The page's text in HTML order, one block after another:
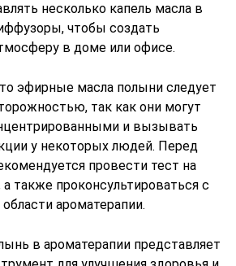
несколько капель масла в
чтобы создать
в доме или офисе.
эфирные масла полыни следует
так как они могут
и вызывать
у некоторых людей. Перед
провести тест на
также проконсультироваться с
ароматерапии.
в ароматерапии представляет